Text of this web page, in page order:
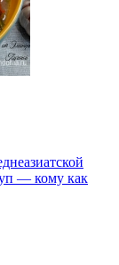
— кому как